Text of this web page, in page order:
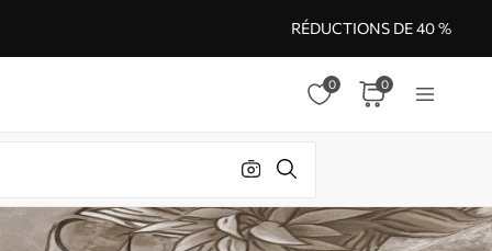
RÉDUCTIONS DE 40 %
0 0